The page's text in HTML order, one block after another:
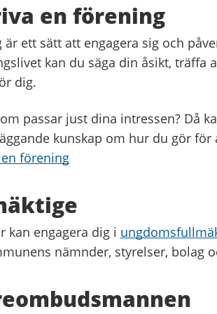
en förening
ett sätt att engagera sig och
kan du säga din åsikt, träffa
dig.
passar just dina intressen? Då
kunskap om hur du gör för
förening
kan engagera dig i
nämnder, styrelser, bolag